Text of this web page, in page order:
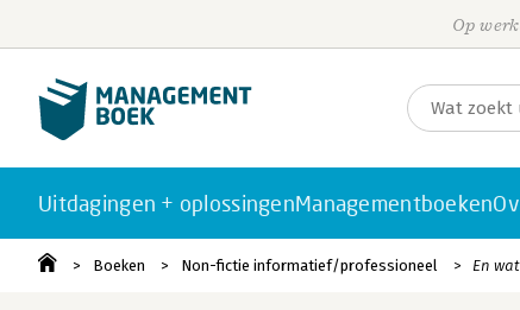
Op
Uitdagingen + oplossingenManagementboeken
Boeken Non-fictie informatief/professioneel En